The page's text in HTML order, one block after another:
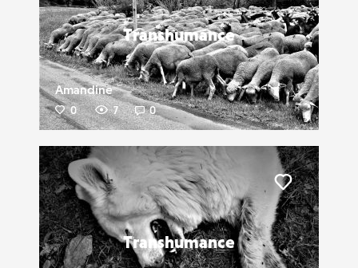
Transhumance
Amandine
0 7 0
Transhumance
Liker